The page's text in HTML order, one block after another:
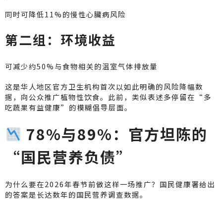
同时可降低11%的慢性心臟病风险
第二组：环境收益
可减少约50%与食物相关的温室气体排放量
这是华人地区官方卫生机构首次以如此明确的风险降幅数
据，向公众推广植物性饮食。此前，类似表述多停留在“多
吃蔬果有益健康”的模糊倡导层面。
78%与89%：官方坦陈的
“国民营养负债”
为什么要在2026年春节前做这样一场推广？国民健康署给出
的答案是长达数年的国民营养调查数据。